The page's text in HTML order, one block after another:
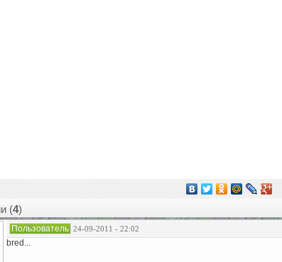
(4)
Пользователь 24-09-2011 - 22:02
bred...